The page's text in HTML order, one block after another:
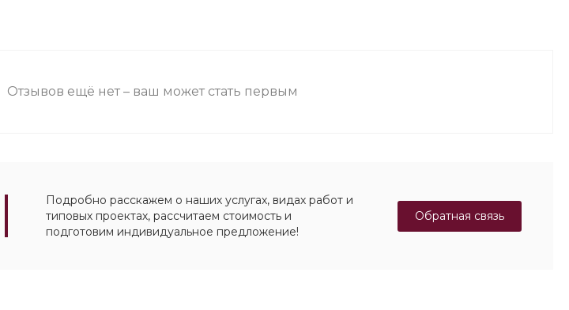
Отзывов ещё нет – ваш может стать первым
Подробно расскажем о наших услугах, видах работ и
типовых проектах, рассчитаем стоимость и
подготовим индивидуальное предложение!
Обратная связь